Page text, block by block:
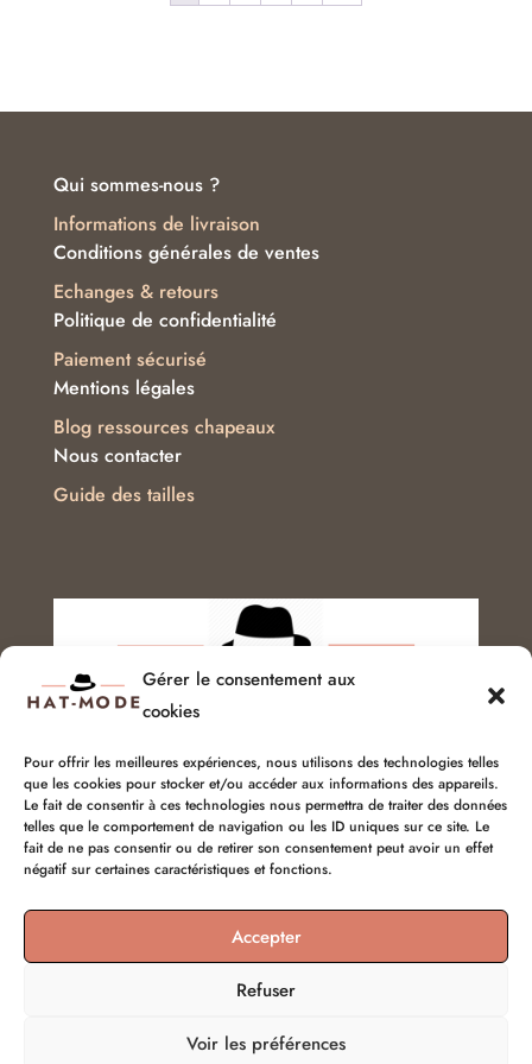
Gérer le consentement aux
cookies
Pour offrir les meilleures expériences, nous utilisons des technologies telles
que les cookies pour stocker et/ou accéder aux informations des appareils.
Le fait de consentir à ces technologies nous permettra de traiter des données
telles que le comportement de navigation ou les ID uniques sur ce site. Le
fait de ne pas consentir ou de retirer son consentement peut avoir un effet
négatif sur certaines caractéristiques et fonctions.
Accepter
Refuser
Voir les préférences
Qui sommes-nous ?
Conditions générales de ventes
Politique de confidentialité
Mentions légales
Nous contacter
Informations de livraison
Echanges & retours
Paiement sécurisé
Blog ressources chapeaux
Guide des tailles
Service client :
06 51 04 04 85
chapellerie@hat-mode.com